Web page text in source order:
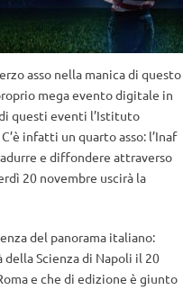
asso nella manica di questo
mega evento digitale in
questi eventi l’Istituto
infatti un quarto asso: l’Inaf
e diffondere attraverso
20 novembre uscirà la
del panorama italiano:
della Scienza di Napoli il 20
e che di edizione è giunto